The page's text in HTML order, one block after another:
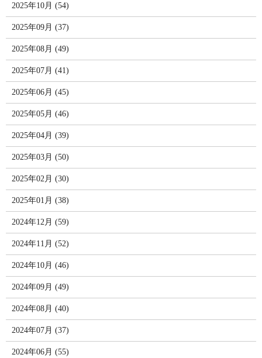
2025年10月 (54)
2025年09月 (37)
2025年08月 (49)
2025年07月 (41)
2025年06月 (45)
2025年05月 (46)
2025年04月 (39)
2025年03月 (50)
2025年02月 (30)
2025年01月 (38)
2024年12月 (59)
2024年11月 (52)
2024年10月 (46)
2024年09月 (49)
2024年08月 (40)
2024年07月 (37)
2024年06月 (55)